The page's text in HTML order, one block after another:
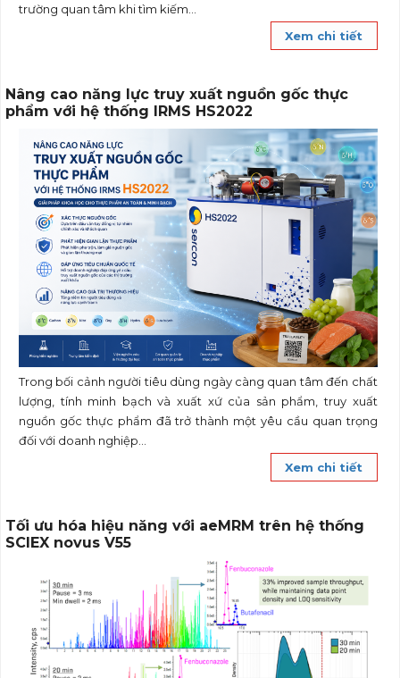
trường quan tâm khi tìm kiếm...
Xem chi tiết
Nâng cao năng lực truy xuất nguồn gốc thực
phẩm với hệ thống IRMS HS2022
Trong bối cảnh người tiêu dùng ngày càng quan tâm đến chất
lượng, tính minh bạch và xuất xứ của sản phẩm, truy xuất
nguồn gốc thực phẩm đã trở thành một yêu cầu quan trọng
đối với doanh nghiệp...
Xem chi tiết
Tối ưu hóa hiệu năng với aeMRM trên hệ thống
SCIEX novus V55